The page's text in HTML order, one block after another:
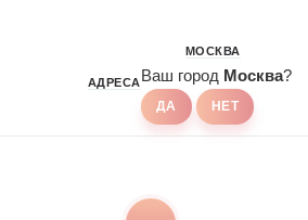
АДРЕСА
МОСКВА
Ваш город Москва?